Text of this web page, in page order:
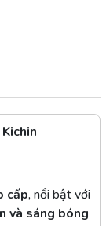
cấp, nổi bật với
và sáng bóng